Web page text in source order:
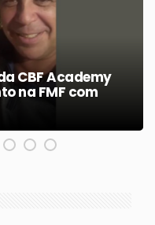
14 anos que só
PRECISA DE